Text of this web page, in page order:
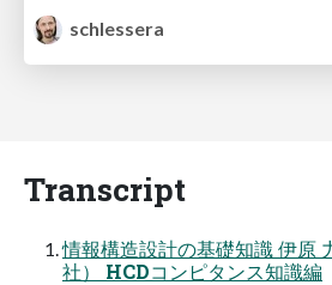
schlessera
Transcript
情報構造設計の基礎知識 伊原
社） HCDコンピタンス知識編